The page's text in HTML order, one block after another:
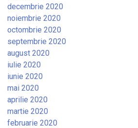
decembrie 2020
noiembrie 2020
octombrie 2020
septembrie 2020
august 2020
iulie 2020
iunie 2020
mai 2020
aprilie 2020
martie 2020
februarie 2020